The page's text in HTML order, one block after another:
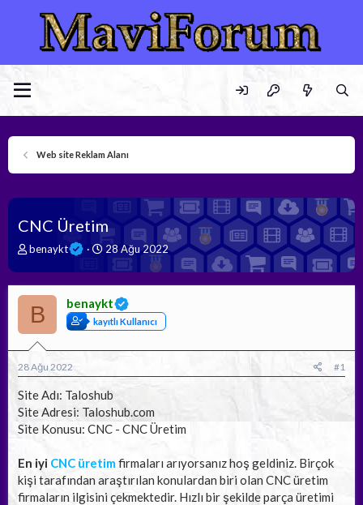
Web site Reklam Alanı
CNC Üretim
K
n
u
y
u
b
a
ş
l
a
t
a
benaykt
B
ş
a
n
g
ı
t
a
r
h
28 Ağu 2022
B benaykt
kayıtlı Kullanıcı
28 Ağu 2022 #1
Site Adı: Taloshub
Site Adresi: Taloshub.com
Site Konusu: CNC - CNC Üretim
En iyi CNC üretimfirmaları arıyorsanız hoş geldiniz. Birçok
kişi tarafından araştırılan konulardan biri olan CNC üretim
firmaların ilgisini çekmektedir. Hızlı bir şekilde parça üretimi